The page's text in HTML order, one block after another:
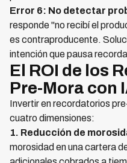
Error 6: No detectar
responde "no recibí el
es contraproducente.
intención que pausa
El ROI de los
Pre-Mora con
Invertir en recordatorios
cuatro dimensiones:
1. Reducción de
morosidad en una cartera